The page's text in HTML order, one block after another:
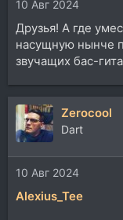
10 Авг 2024
Друзья! А где
насущную нынче
звучащих бас-
Zerocool
Dart
10 Авг 2024
Alexius_Tee